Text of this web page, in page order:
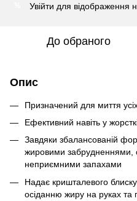
Увійти для відображення
До обраного
Опис
Призначений для миття
Ефективний навіть у
Завдяки збалансованій
жировими забрудненнями,
неприємними запахами
Надає кришталевого
осіданню жиру на руках та